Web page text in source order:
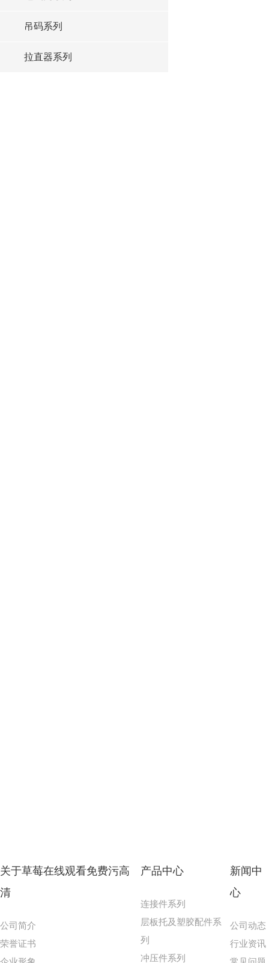
吊码系列
拉直器系列
关于草莓在线观看免费污高
清
公司简介
荣誉证书
产品中心
连接件系列
层板托及塑胶配件系
列
冲压件系列
新闻中
心
公司动态
行业资讯